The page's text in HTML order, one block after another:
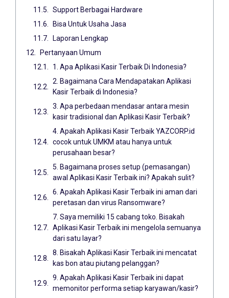
Support Berbagai Hardware
Bisa Untuk Usaha Jasa
Laporan Lengkap
Pertanyaan Umum
1. Apa Aplikasi Kasir Terbaik Di Indonesia?
2. Bagaimana Cara Mendapatakan Aplikasi
Kasir Terbaik di Indonesia?
3. Apa perbedaan mendasar antara mesin
kasir tradisional dan Aplikasi Kasir Terbaik?
4. Apakah Aplikasi Kasir Terbaik YAZCORP.id
cocok untuk UMKM atau hanya untuk
perusahaan besar?
5. Bagaimana proses setup (pemasangan)
awal Aplikasi Kasir Terbaik ini? Apakah sulit?
6. Apakah Aplikasi Kasir Terbaik ini aman dari
peretasan dan virus Ransomware?
7. Saya memiliki 15 cabang toko. Bisakah
Aplikasi Kasir Terbaik ini mengelola semuanya
dari satu layar?
8. Bisakah Aplikasi Kasir Terbaik ini mencatat
kas bon atau piutang pelanggan?
9. Apakah Aplikasi Kasir Terbaik ini dapat
memonitor performa setiap karyawan/kasir?